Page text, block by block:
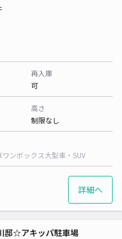
再入庫
可
高さ
制限なし
ワンボックス大型車・SUV
詳細へ
邸☆アキッパ駐車場